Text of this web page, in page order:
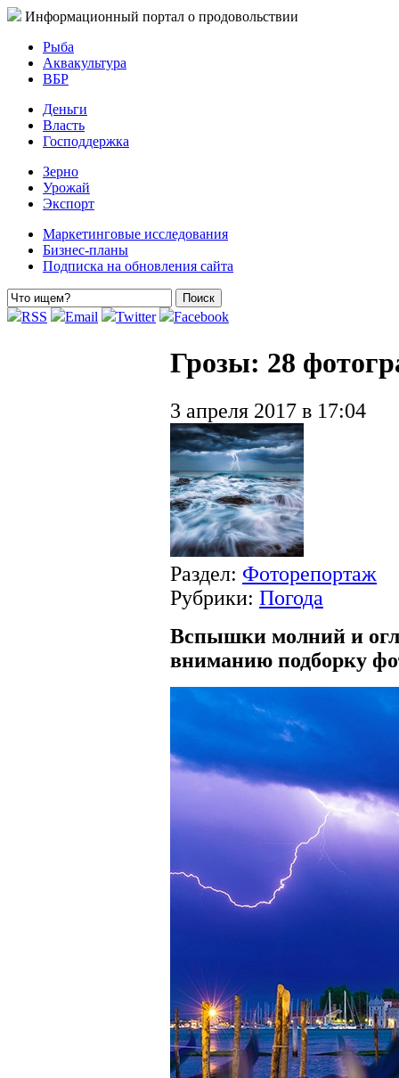
Информационный портал о продовольствии
Рыба
Аквакультура
ВБР
Деньги
Власть
Господдержка
Зерно
Урожай
Экспорт
Маркетинговые исследования
Бизнес-планы
Подписка на обновления сайта
RSS Email Twitter Facebook
Грозы: 28
3 апреля 2017 в 17:04
Раздел: Фоторепортаж
Рубрики: Погода
Вспышки молний и
вниманию подборку